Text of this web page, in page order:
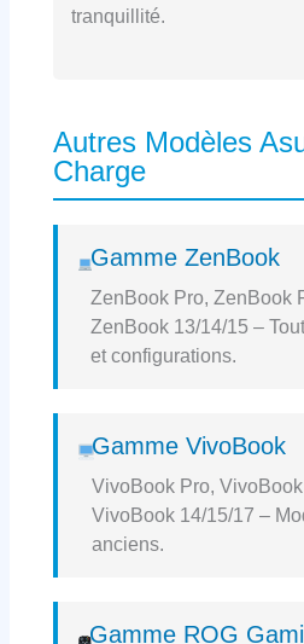
tranquillité.
Autres Modèles
Charge
Gamme ZenBook
ZenBook Pro, ZenBook
ZenBook 13/14/15 –
et configurations.
Gamme VivoBook
VivoBook Pro,
VivoBook 14/15/17 –
anciens.
Gamme ROG